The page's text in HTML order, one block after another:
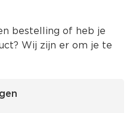
bestelling of heb je
Wij zijn er om je te